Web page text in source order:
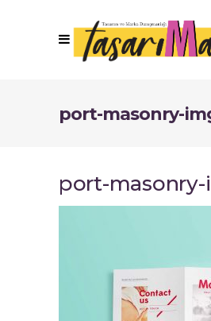
port-masonry-
port-